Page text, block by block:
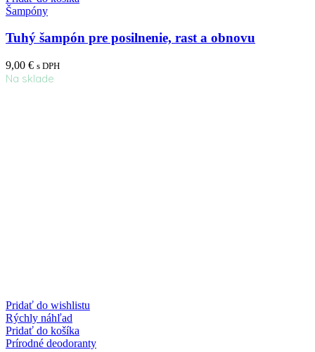
Šampóny
Tuhý šampón pre posilnenie, rast a obnovu
9,00 € s DPH
Na sklade
Pridať do wishlistu
Rýchly náhľad
Pridať do košíka
Prírodné deodoranty